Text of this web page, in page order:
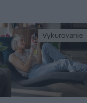
Vykurovanie